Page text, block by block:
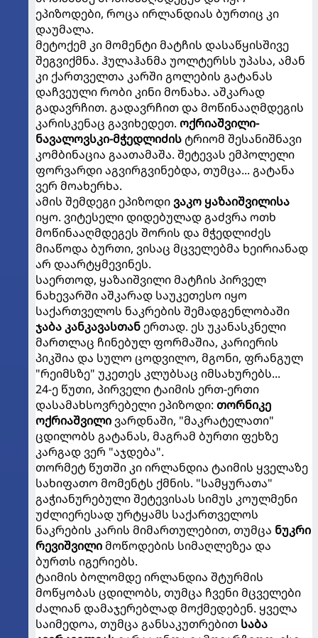
ეპიზოდები, როცა ირლანდიას ბურთიც კი
დაუმალა.
მეტოქემ კი მომენტი მატჩის დასაწყისშივე
შეგვიქმნა. ჰულაჰანმა უოლტერსს უპასა, ამან
კი ქართველთა კარში გოლების გატანას
დაჩვეული რობი კინი მონახა. აშკარად
გადავრჩით. გადავრჩით და მოწინააღმდეგის
კარისკენაც გავიხედეთ. ოქრიაშვილი-
ნავალოვსკი-მჭედლიძისტრიომ შესანიშნავი
კომბინაცია გაათამაშა. შეტევას ემპოლელი
ფორვარდი აგვირგვინებდა, თუმცა... გატანა
ვერ მოახერხა.
ამის შემდეგი ეპიზოდივაკო ყაზაიშვილისა
იყო. ვიტესელი დიდებულად გაძვრა ოთხ
მოწინააღმდეგეს შორის და მჭედლიძეს
მიაწოდა ბურთი, ვისაც მცველებმა ხეირიანად
არ დაარტყმევინეს.
საერთოდ, ყაზაიშვილი მატჩის პირველ
ნახევარში აშკარად საუკეთესო იყო
საქართველოს ნაკრების შემადგენლობაში
ჯაბა კანკავასთანერთად. ეს უკანასკნელი
მართლაც ჩინებულ ფორმაშია, კარიერის
პიკშია და სულო ცოდვილო, მგონი, ფრანგულ
"რეიმსზე" უკეთეს კლუბსაც იმსახურებს...
24-ე წუთი, პირველი ტაიმის ერთ-ერთი
დასამახსოვრებელი ეპიზოდი: თორნიკე
ოქრიაშვილი ვარდნაში, "მაკრატელათი"
ცდილობს გატანას, მაგრამ ბურთი ფეხზე
კარგად ვერ "აჯდება".
თორმეტ წუთში კი ირლანდია ტაიმის ყველაზე
სახიფათო მომენტს ქმნის. "სამყურათა"
გაჭიანურებული შეტევისას სიმუს კოულმენი
უძლიერესად ურტყამს საქართველოს
ნაკრების კარის მიმართულებით, თუმცა ნუკრი
რევიშვილიმოწოდების სიმაღლეზეა და
ბურთს იგერიებს.
ტაიმის ბოლომდე ირლანდია შტურმის
მოწყობას ცდილობს, თუმცა ჩვენი მცველები
ძალიან დამაჯერებლად მოქმედებენ. ყველა
საიმედოა, თუმცა განსაკუთრებით საბა